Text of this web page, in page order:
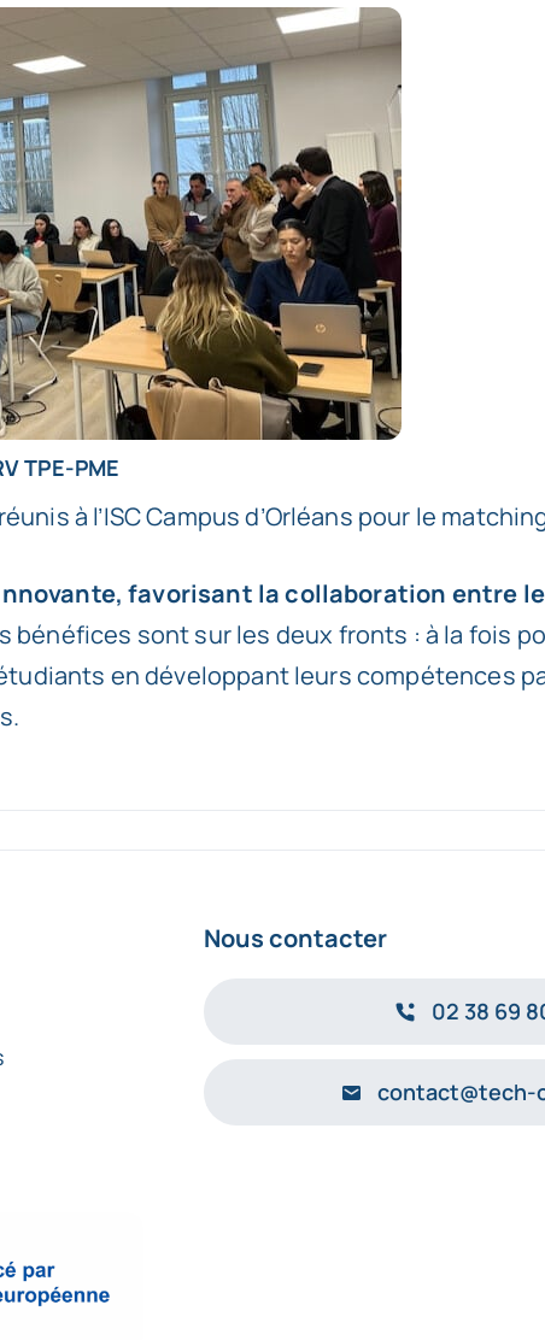
TPE-PME
à l’ISC Campus d’Orléans pour le
innovante, favorisant la collaboration entre le
bénéfices sont sur les deux fronts : à la fois
en développant leurs compétences
Nous contacter
02 38 69
contact@tech-